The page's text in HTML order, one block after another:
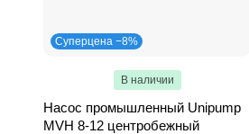
Суперцена −8%
В наличии
Насос промышленный Unipump
MVH 8-12 центробежный